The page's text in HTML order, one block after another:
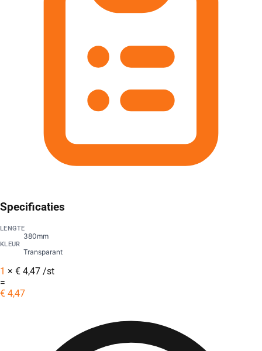
Specificaties
LENGTE
380mm
KLEUR
Transparant
1 × € 4,47 /st
=
€ 4,47